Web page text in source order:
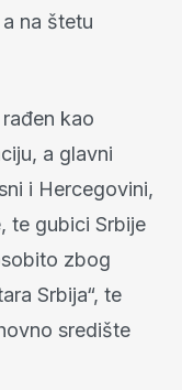
na štetu
kao
a glavni
i Hercegovini,
te gubici Srbije
zbog
Srbija“, te
središte